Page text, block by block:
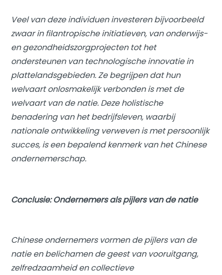
Veel van deze individuen investeren bijvoorbeeld
zwaar in filantropische initiatieven, van onderwijs-
en gezondheidszorgprojecten tot het
ondersteunen van technologische innovatie in
plattelandsgebieden. Ze begrijpen dat hun
welvaart onlosmakelijk verbonden is met de
welvaart van de natie. Deze holistische
benadering van het bedrijfsleven, waarbij
nationale ontwikkeling verweven is met persoonlijk
succes, is een bepalend kenmerk van het Chinese
ondernemerschap.
Conclusie: Ondernemers als pijlers van de natie
Chinese ondernemers vormen de pijlers van de
natie en belichamen de geest van vooruitgang,
zelfredzaamheid en collectieve